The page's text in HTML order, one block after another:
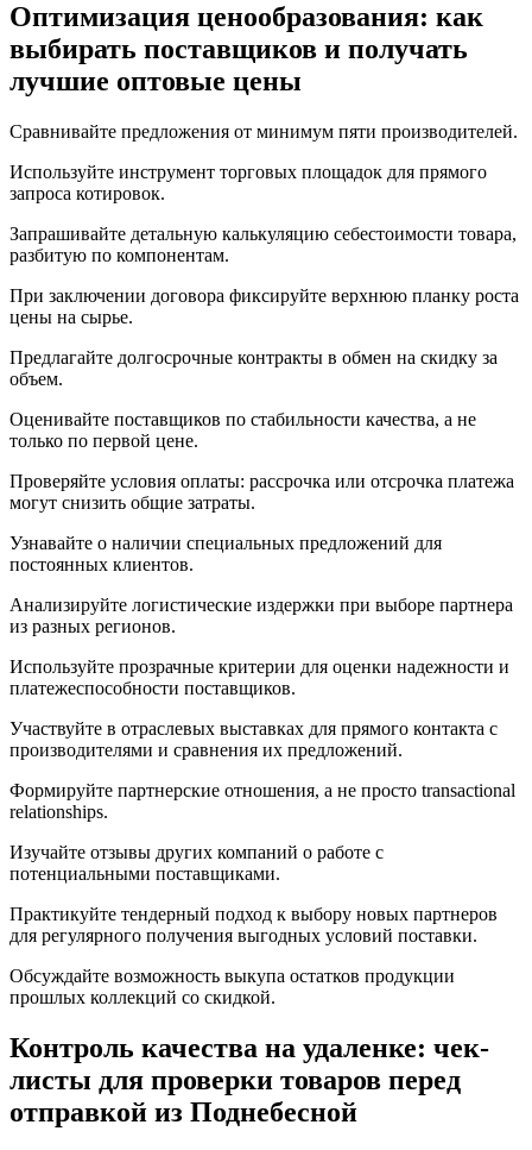
Оптимизация ценообразования: как
выбирать поставщиков и получать
лучшие оптовые цены
Сравнивайте предложения от минимум пяти производителей.
Используйте инструмент торговых площадок для прямого
запроса котировок.
Запрашивайте детальную калькуляцию себестоимости товара,
разбитую по компонентам.
При заключении договора фиксируйте верхнюю планку роста
цены на сырье.
Предлагайте долгосрочные контракты в обмен на скидку за
объем.
Оценивайте поставщиков по стабильности качества, а не
только по первой цене.
Проверяйте условия оплаты: рассрочка или отсрочка платежа
могут снизить общие затраты.
Узнавайте о наличии специальных предложений для
постоянных клиентов.
Анализируйте логистические издержки при выборе партнера
из разных регионов.
Используйте прозрачные критерии для оценки надежности и
платежеспособности поставщиков.
Участвуйте в отраслевых выставках для прямого контакта с
производителями и сравнения их предложений.
Формируйте партнерские отношения, а не просто transactional
relationships.
Изучайте отзывы других компаний о работе с
потенциальными поставщиками.
Практикуйте тендерный подход к выбору новых партнеров
для регулярного получения выгодных условий поставки.
Обсуждайте возможность выкупа остатков продукции
прошлых коллекций со скидкой.
Контроль качества на удаленке: чек-
листы для проверки товаров перед
отправкой из Поднебесной